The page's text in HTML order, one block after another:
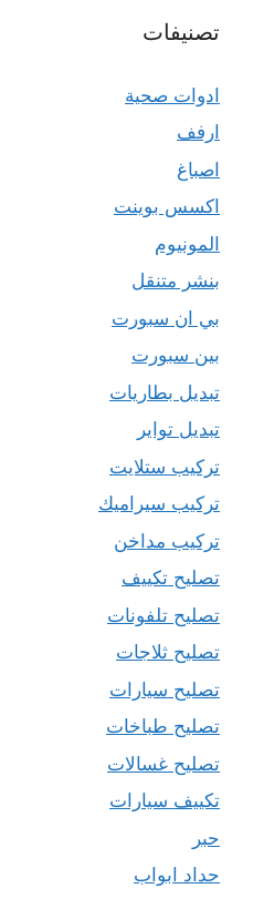
تصنيفات
ادوات صحية
ارفف
اصباغ
اكسس بوينت
المونيوم
بنشر متنقل
بي ان سبورت
بين سبورت
تبديل بطاريات
تبديل تواير
تركيب ستلايت
تركيب سيراميك
تركيب مداخن
تصليح تكييف
تصليح تلفونات
تصليح ثلاجات
تصليح سيارات
تصليح طباخات
تصليح غسالات
تكييف سيارات
حبر
حداد ابواب